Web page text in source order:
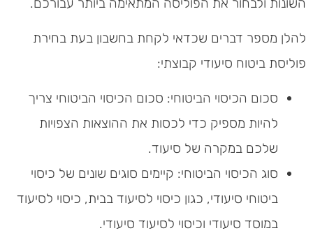
להלן מספר דברים שכדאי לקחת בחשבון בעת בחירת
פוליסת ביטוח סיעודי קבוצתי:
סכום הכיסוי הביטוחי: סכום הכיסוי הביטוחי צריך
להיות מספיק כדי לכסות את ההוצאות הצפויות
שלכם במקרה של סיעוד.
סוג הכיסוי הביטוחי: קיימים סוגים שונים של כיסוי
ביטוחי סיעודי, כגון כיסוי לסיעוד בבית, כיסוי לסיעוד
במוסד סיעודי וכיסוי לסיעוד סיעודי.